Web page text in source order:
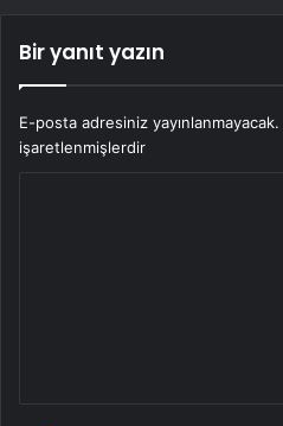
Bir yanıt yazın
E-posta adresiniz yayınlanmayacak.
işaretlenmişlerdir